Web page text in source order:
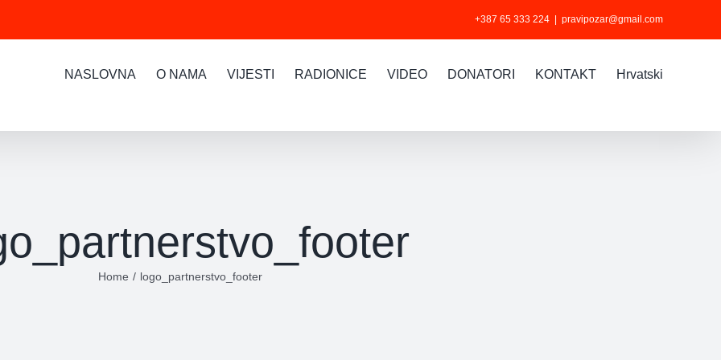
+387 65 333 224 pravipozar@gmail.com
NASLOVNA O NAMA VIJESTI RADIONICE VIDEO DONATORI KONTAKT Hrvatski
Home logo_partnerstvo_footer